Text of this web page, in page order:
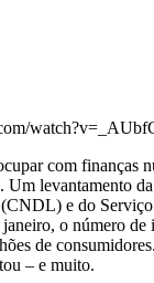
com finanças
Um levantamento
e do
o número
de
– e muito.